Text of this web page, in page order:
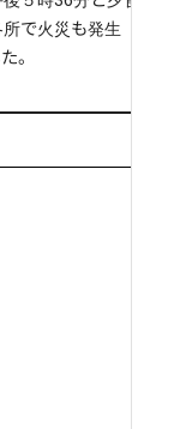
で火災も発生
。